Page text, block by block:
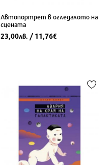
Автопортрет в огледалото на
сцената
23,00лв. / 11,76€